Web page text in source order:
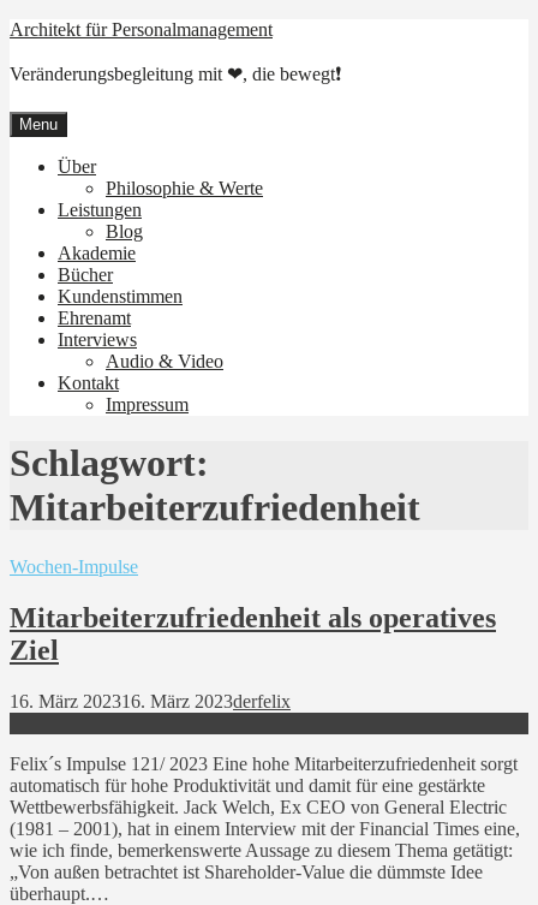
Skip
content
Architekt für Personalmanagement
Veränderungsbegleitung mit ❤, die bewegt❗
Menu
Über
Philosophie & Werte
Leistungen
Blog
Akademie
Bücher
Kundenstimmen
Ehrenamt
Interviews
Audio & Video
Kontakt
Impressum
Schlagwort:
Mitarbeiterzufriedenheit
Wochen-Impulse
Mitarbeiterzufriedenheit als operatives
Ziel
16. März 202316. März 2023derfelix
Felix´s Impulse 121/ 2023 Eine hohe Mitarbeiterzufriedenheit sorgt
automatisch für hohe Produktivität und damit für eine gestärkte
Wettbewerbsfähigkeit. Jack Welch, Ex CEO von General Electric
(1981 – 2001), hat in einem Interview mit der Financial Times eine,
wie ich finde, bemerkenswerte Aussage zu diesem Thema getätigt:
„Von außen betrachtet ist Shareholder-Value die dümmste Idee
überhaupt.…